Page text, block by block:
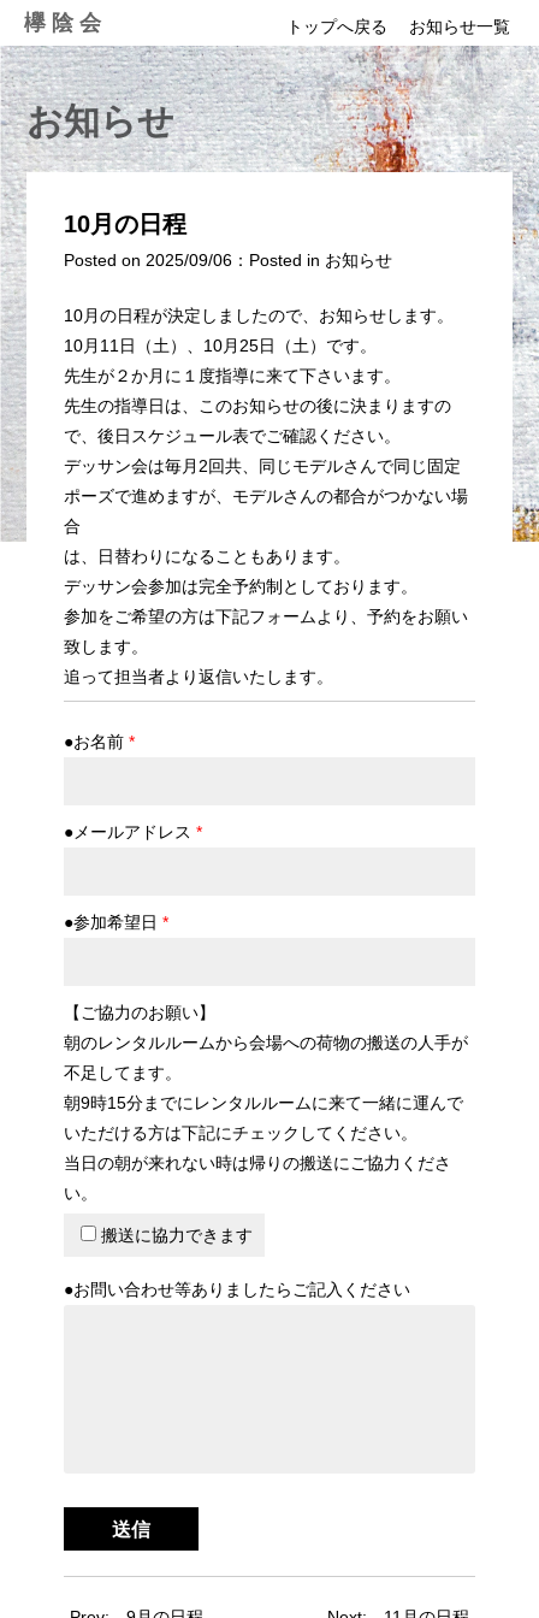
to
content
欅陰会 トップへ戻る お知らせ一覧
お知らせ
10月の日程
Posted on 2025/09/06： Posted in お知らせ
10月の日程が決定しましたので、お知らせします。
10月11日（土）、10月25日（土）です。
先生が２か月に１度指導に来て下さいます。
先生の指導日は、このお知らせの後に決まりますの
で、後日スケジュール表でご確認ください。
デッサン会は毎月2回共、同じモデルさんで同じ固定
ポーズで進めますが、モデルさんの都合がつかない場
合
は、日替わりになることもあります。
デッサン会参加は完全予約制としております。
参加をご希望の方は下記フォームより、予約をお願い
致します。
追って担当者より返信いたします。
●お名前*
●メールアドレス *
●参加希望日 *
【ご協力のお願い】
朝のレンタルルームから会場への荷物の搬送の人手が
不足してます。
朝9時15分までにレンタルルームに来て一緒に運んで
いただける方は下記にチェックしてください。
当日の朝が来れない時は帰りの搬送にご協力くださ
い。
搬送に協力できます
●お問い合わせ等ありましたらご記入ください